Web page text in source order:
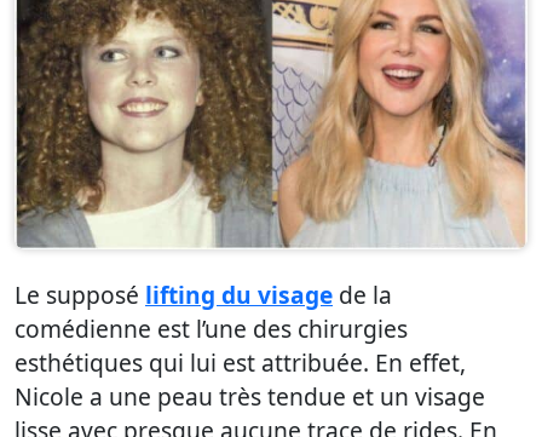
Le supposé lifting du visage de la
comédienne est l’une des chirurgies
esthétiques qui lui est attribuée. En effet,
Nicole a une peau très tendue et un visage
lisse avec presque aucune trace de rides. En